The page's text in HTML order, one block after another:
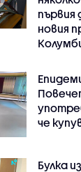
новия
че
Булка